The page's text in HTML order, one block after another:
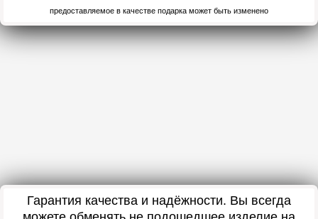
предоставляемое в качестве подарка может быть изменено
Гарантия качества и надёжности. Вы всегда